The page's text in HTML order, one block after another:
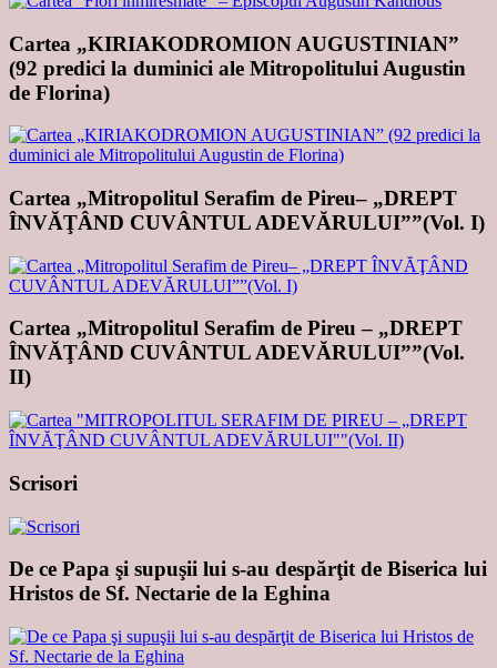
Cartea „KIRIAKODROMION AUGUSTINIAN”
(92 predici la duminici ale Mitropolitului Augustin
de Florina)
Cartea „Mitropolitul Serafim de Pireu– „DREPT
ÎNVĂŢÂND CUVÂNTUL ADEVĂRULUI””(Vol. I)
Cartea „Mitropolitul Serafim de Pireu – „DREPT
ÎNVĂŢÂND CUVÂNTUL ADEVĂRULUI””(Vol.
II)
Scrisori
De ce Papa şi supuşii lui s-au despărţit de Biserica lui
Hristos de Sf. Nectarie de la Eghina